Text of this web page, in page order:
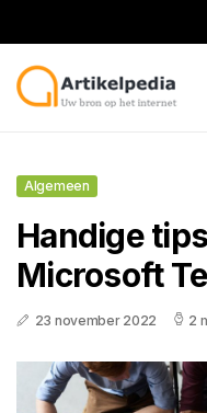
Algemeen
Handige
Microsoft
23 november 2022 2